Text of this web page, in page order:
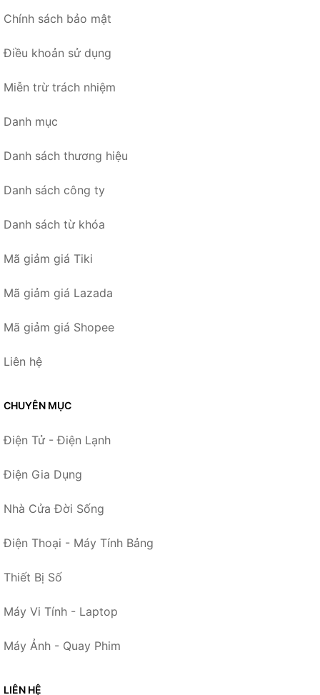
Chính sách bảo mật
Điều khoản sử dụng
Miễn trừ trách nhiệm
Danh mục
Danh sách thương hiệu
Danh sách công ty
Danh sách từ khóa
Mã giảm giá Tiki
Mã giảm giá Lazada
Mã giảm giá Shopee
Liên hệ
CHUYÊN MỤC
Điện Tử - Điện Lạnh
Điện Gia Dụng
Nhà Cửa Đời Sống
Điện Thoại - Máy Tính Bảng
Thiết Bị Số
Máy Vi Tính - Laptop
Máy Ảnh - Quay Phim
LIÊN HỆ